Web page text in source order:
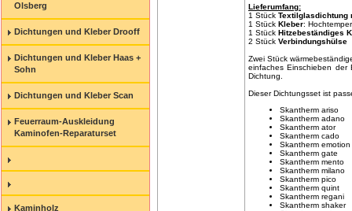
Olsberg
Dichtungen und Kleber Drooff
Dichtungen und Kleber Haas +
Sohn
Dichtungen und Kleber Scan
Feuerraum-Auskleidung
Kaminofen-Reparaturset
Kaminholz
Lieferumfang:
1 StückTextilglasdichtung
1 Stück Kleber:
1 Stück Hitzebeständiges
2 Stück Verbindungshülse
Zwei Stück
einfaches Einschieben der
Dichtung.
Dieser Dichtungsset ist
Skantherm ariso
Skantherm adano
Skantherm ator
Skantherm cado
Skantherm emotion
Skantherm gate
Skantherm mento
Skantherm milano
Skantherm pico
Skantherm quint
Skantherm regani
Skantherm shaker